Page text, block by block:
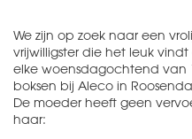
We zijn op zoek naar een
vrijwilligster die het leuk
elke woensdagochtend van
boksen bij Aleco in
De moeder heeft geen
haar: